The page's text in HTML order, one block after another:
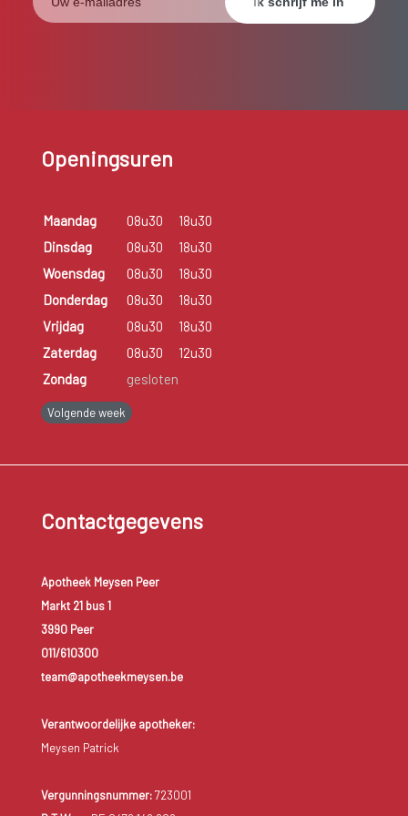
Openingsuren
Maandag 08u30
18u30
Dinsdag
08u30
18u30
Woensdag
08u30
18u30
Donderdag
08u30
18u30
Vrijdag
08u30
18u30
Zaterdag
08u30
12u30
Zondag
gesloten
Volgende week
Contactgegevens
Apotheek Meysen Peer
Markt 21 bus 1
3990 Peer
011/610300
team@apotheekmeysen.be
Verantwoordelijke apotheker:
Meysen Patrick
Vergunningsnummer:723001